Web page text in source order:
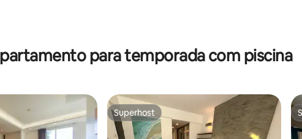
17 avaliações
para temporada com piscina
Superhost
Superhost